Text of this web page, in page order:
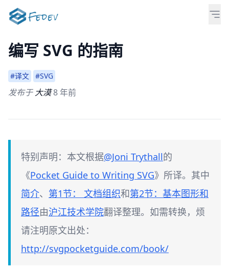
编写 SVG 的指南
#译文 #SVG
发布于大漠8 年前
特别声明：本文根据@Joni Trythall的
《Pocket Guide to Writing SVG》所译。其中
简介、 第1节： 文档组织和第2节：基本图形和
路径由沪江技术学院翻译整理。如需转换，烦
请注明原文出处：
http://svgpocketguide.com/book/